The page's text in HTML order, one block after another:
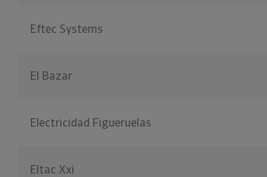
Eftec Systems
El Bazar
Electricidad Figueruelas
Eltac Xxi